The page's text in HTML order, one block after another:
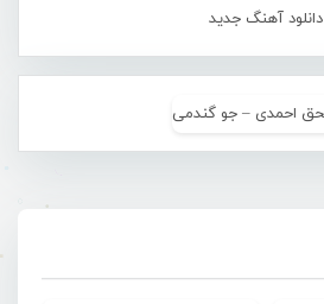
دانلود آهنگ جدید